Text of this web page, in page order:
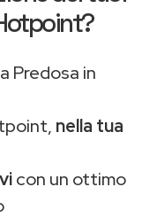
Predosa in
nella tua
con un ottimo